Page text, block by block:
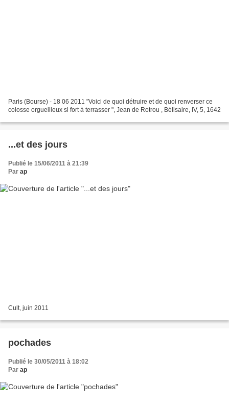
Paris (Bourse) - 18 06 2011 "Voici de quoi détruire et de quoi renverser ce
colosse orgueilleux si fort à terrasser ", Jean de Rotrou , Bélisaire, IV, 5, 1642
...et des jours
Publié le 15/06/2011 à 21:39
Par ap
Cult, juin 2011
pochades
Publié le 30/05/2011 à 18:02
Par ap